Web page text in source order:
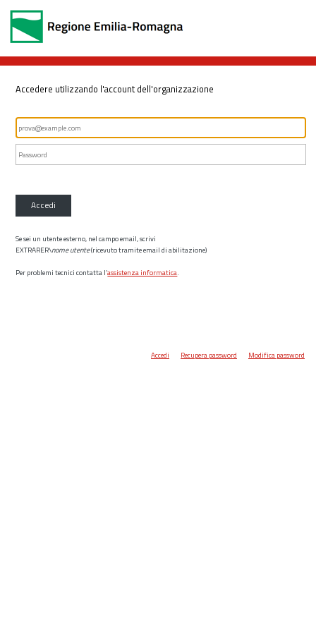
Accedere utilizzando l'account dell'organizzazione
Accedi
Se sei un utente esterno, nel campo email, scrivi
EXTRARER\nome utente(ricevuto tramite email di abilitazione)
Per problemi tecnici contatta l’assistenza informatica.
Accedi Recupera password Modifica password